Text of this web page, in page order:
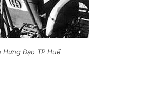
Đạo TP Huế